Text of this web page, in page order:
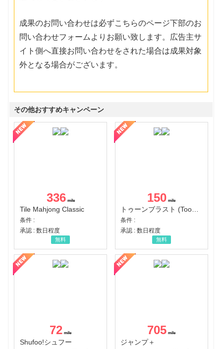
成果のお問い合わせは必ずこちらのページ下部のお
問い合わせフォームよりお願い致します。広告主サ
イト側へ直接お問い合わせをされた場合は成果対象
外となる場合がございます。
その他おすすめキャンペーン
336
Tile Mahjong Classic
条件 :
承認 : 数日程度
無料
150
トゥーンブラスト (Toon Blast)
条件 :
承認 : 数日程度
無料
72
Shufoo!シュフー
705
ジャンプ＋